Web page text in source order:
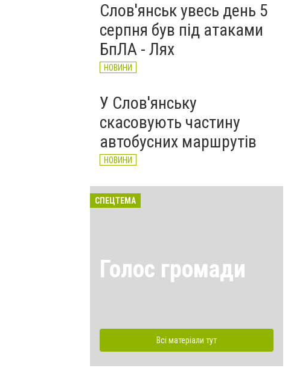
Слов'янськ увесь день 5
серпня був під атаками
БпЛА - Лях
НОВИНИ
У Слов'янську
скасовують частину
автобусних маршрутів
НОВИНИ
СПЕЦТЕМА
Голос громади
Всі матеріали тут